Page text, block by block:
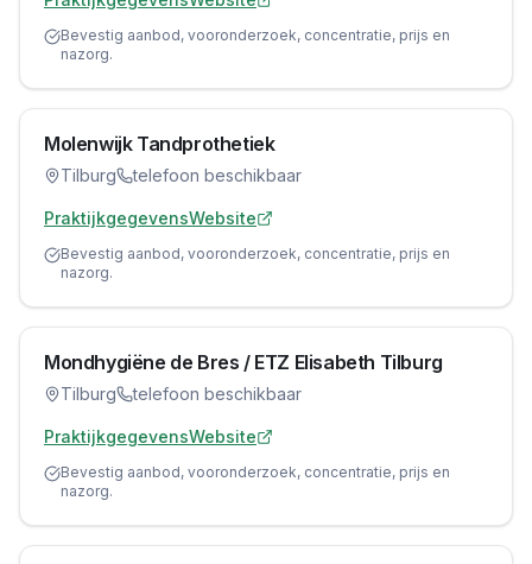
Bevestig aanbod, vooronderzoek, concentratie, prijs en
nazorg.
Molenwijk Tandprothetiek
Tilburg telefoon beschikbaar
PraktijkgegevensWebsite
Bevestig aanbod, vooronderzoek, concentratie, prijs en
nazorg.
Mondhygiëne de Bres / ETZ Elisabeth Tilburg
Tilburg telefoon beschikbaar
PraktijkgegevensWebsite
Bevestig aanbod, vooronderzoek, concentratie, prijs en
nazorg.